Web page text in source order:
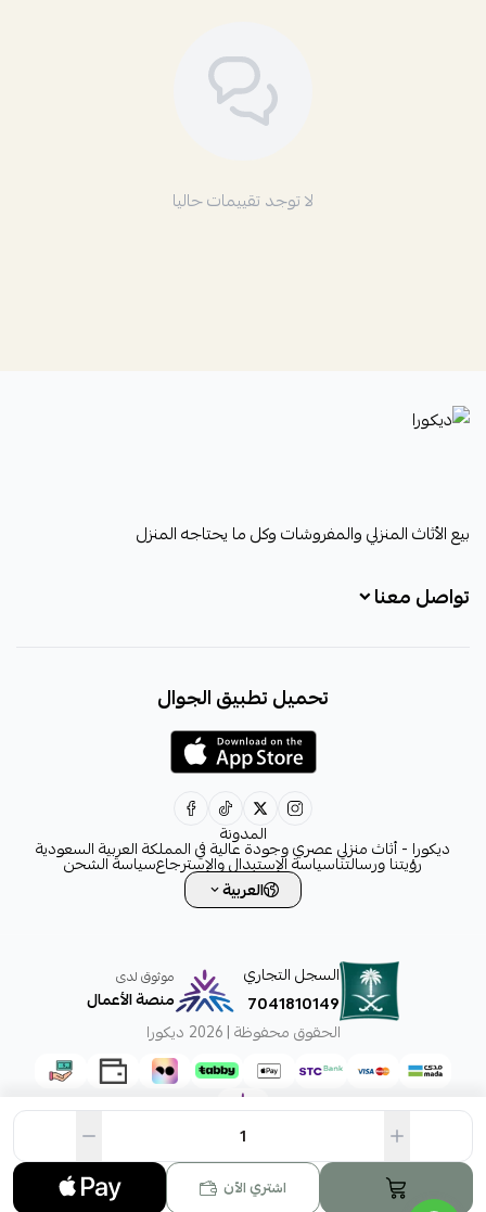
اشتري الآن
لا توجد تقييمات حاليا
ديكورا
بيع الأثاث المنزلي والمفروشات وكل ما يحتاجه المنزل
تواصل معنا
decora6586@gmail.com
تحميل تطبيق الجوال
المدونة
ديكورا - أثاث منزلي عصري وجودة عالية في المملكة العربية السعودية
رؤيتنا ورسالتناسياسة الإستبدال والإسترجاعسياسة الشحن
العربية
السجل التجاري
7041810149
موثوق لدى
منصة الأعمال
الحقوق محفوظة | 2026
ديكورا